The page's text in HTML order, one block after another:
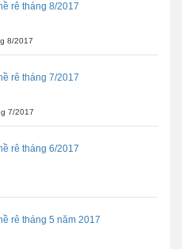
rê tháng 8/2017
8/2017
rê tháng 7/2017
7/2017
rê tháng 6/2017
rê tháng 5 năm 2017